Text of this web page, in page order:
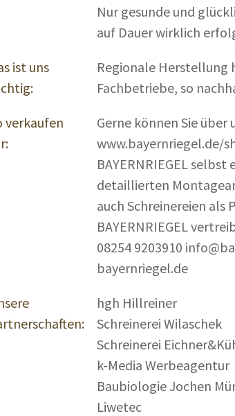
Nur gesunde und
auf Dauer wirklich
ist uns
Regionale Herstellung
Fachbetriebe, so
verkaufen
Gerne können Sie über
www.bayernriegel.de/
BAYERNRIEGEL
detaillierten
auch Schreinereien als
BAYERNRIEGEL
08254 9203910
bayernriegel.de
hgh Hillreiner
Schreinerei Wilaschek
Schreinerei
k-Media Werbeagentur
Baubiologie Jochen
Liwetec